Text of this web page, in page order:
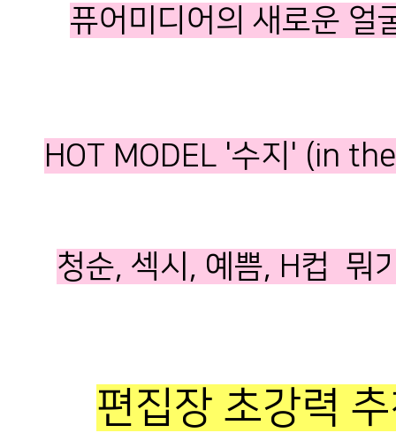
퓨어미디어의 새로운 얼
HOT MODEL '수지' (in
청순, 섹시, 예쁨, H컵 뭐
편집장 초강력